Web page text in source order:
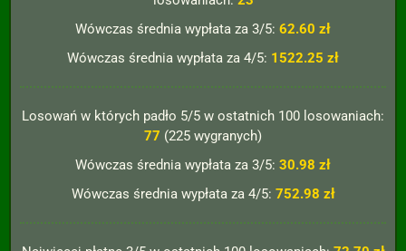
Wówczas średnia wypłata za 3/5: 62.60 zł
Wówczas średnia wypłata za 4/5: 1522.25 zł
Losowań w których padło 5/5 w ostatnich 100 losowaniach:
77 (225 wygranych)
Wówczas średnia wypłata za 3/5: 30.98 zł
Wówczas średnia wypłata za 4/5: 752.98 zł